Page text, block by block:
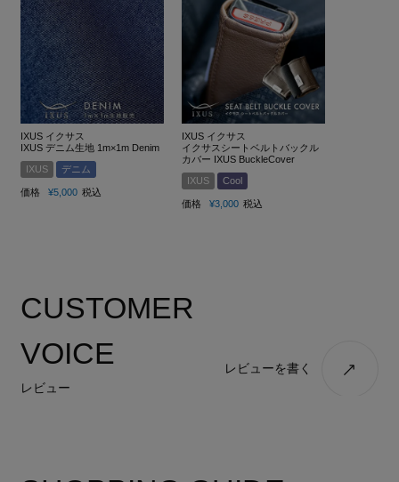
IXUS イクサス
IXUS デニム生地 1m×1m Denim
IXUS
デニム
価格 ¥5,000 税込
IXUS イクサス
イクサスシートベルトバックル
カバー IXUS BuckleCover
IXUS
Cool
価格 ¥3,000 税込
CUSTOMER
VOICE
レビュー
レビューを書く